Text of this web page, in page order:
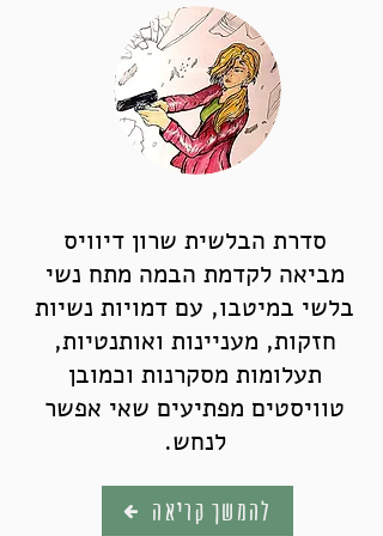
סדרת הבלשית שרון דיוויס
מביאה לקדמת הבמה מתח נשי
בלשי במיטבו, עם דמויות נשיות
חזקות, מעניינות ואותנטיות,
תעלומות מסקרנות וכמובן
טוויסטים מפתיעים שאי אפשר
לנחש.
להמשך קריאה